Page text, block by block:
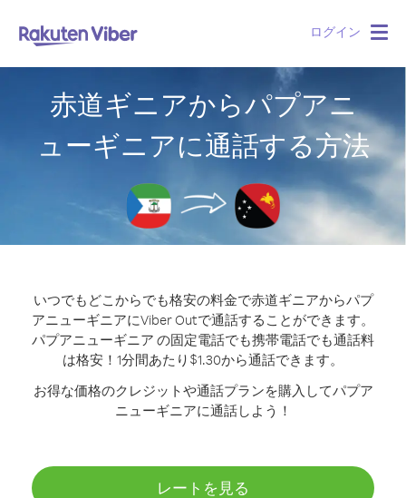
ログイン
赤道ギニアからパプアニ
ューギニアに通話する方法
いつでもどこからでも格安の料金で赤道ギニアからパプ
アニューギニアにViber Outで通話することができます。
パプアニューギニア の固定電話でも携帯電話でも通話料
は格安！1分間あたり$1.30から通話できます。
お得な価格のクレジットや通話プランを購入してパプア
ニューギニアに通話しよう！
レートを見る